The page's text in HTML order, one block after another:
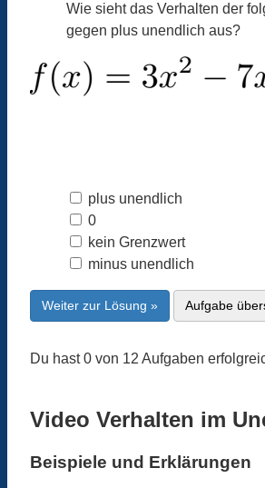
Wie sieht das Verhalten der
gegen plus unendlich aus?
plus unendlich
0
kein Grenzwert
minus unendlich
Weiter zur Lösung » Aufgabe
Du hast 0 von 12 Aufgaben
Video Verhalten im
Beispiele und Erklärungen